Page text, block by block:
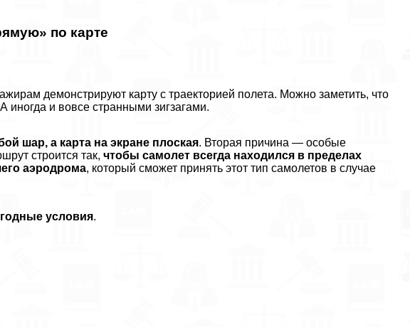
по карте
демонстрируют карту с траекторией полета. Можно заметить, что
иногда и вовсе странными зигзагами.
шар, а карта на экране плоская. Вторая причина — особые
строится так,чтобы самолет всегда находился в пределах
аэродрома, который сможет принять этот тип самолетов в случае
условия.